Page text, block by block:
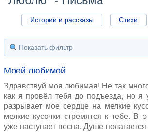
Истории и рассказы Стихи
Показать фильтр
Моей любимой
Здравствуй моя любимая! Не так
как я провёл тебя до подъезда, но я
разрывает мое сердце на мелкие
мелкие кусочки стремятся к тебе. В
уже наступает весна. Душе